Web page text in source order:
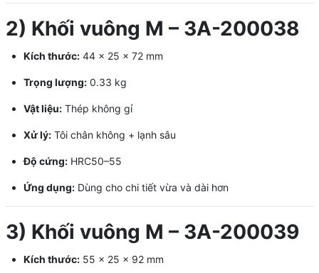
2) Khối vuông M – 3A-200038
Kích thước:44 × 25 × 72 mm
Trọng lượng:0.33 kg
Vật liệu:Thép không gỉ
Xử lý:Tôi chân không + lạnh sâu
Độ cứng:HRC50–55
Ứng dụng:Dùng cho chi tiết vừa và dài hơn
3) Khối vuông M – 3A-200039
Kích thước:55 × 25 × 92 mm